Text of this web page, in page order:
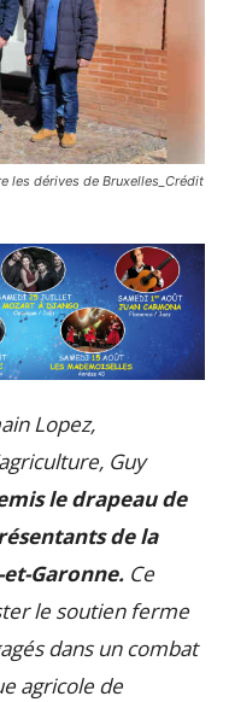
les dérives de Bruxelles_Crédit
Lopez,
Guy
le drapeau de
de la
Garonne. Ce
le soutien ferme
dans un combat
agricole de